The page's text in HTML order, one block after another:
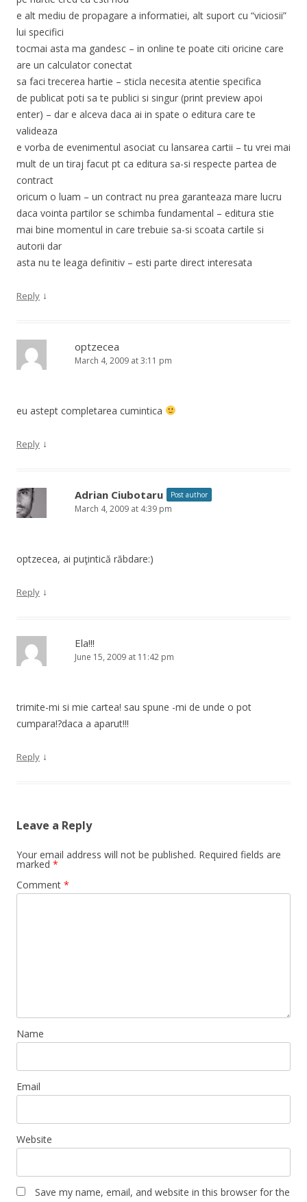
e alt mediu de propagare a informatiei, alt suport cu “viciosii”
lui specifici
tocmai asta ma gandesc – in online te poate citi oricine care
are un calculator conectat
sa faci trecerea hartie – sticla necesita atentie specifica
de publicat poti sa te publici si singur (print preview apoi
enter) – dar e alceva daca ai in spate o editura care te
valideaza
e vorba de evenimentul asociat cu lansarea cartii – tu vrei mai
mult de un tiraj facut pt ca editura sa-si respecte partea de
contract
oricum o luam – un contract nu prea garanteaza mare lucru
daca vointa partilor se schimba fundamental – editura stie
mai bine momentul in care trebuie sa-si scoata cartile si
autorii dar
asta nu te leaga definitiv – esti parte direct interesata
Reply ↓
optzecea
March 4, 2009 at 3:11 pm
eu astept completarea cumintica
Reply ↓
Adrian Ciubotaru Post author
March 4, 2009 at 4:39 pm
optzecea, ai puţintică răbdare:)
Reply ↓
Ela!!!
June 15, 2009 at 11:42 pm
trimite-mi si mie cartea! sau spune -mi de unde o pot
cumpara!?daca a aparut!!!
Reply ↓
Leave a Reply
Your email address will not be published. Required fields are
marked *
Comment *
Name
Email
Website
Save my name, email, and website in this browser for the